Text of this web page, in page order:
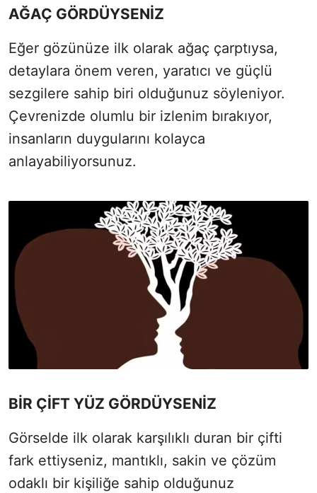
AĞAÇ GÖRDÜYSENİZ
Eğer gözünüze ilk olarak ağaç çarptıysa,
detaylara önem veren, yaratıcı ve güçlü
sezgilere sahip biri olduğunuz söyleniyor.
Çevrenizde olumlu bir izlenim bırakıyor,
insanların duygularını kolayca
anlayabiliyorsunuz.
BİR ÇİFT YÜZ GÖRDÜYSENİZ
Görselde ilk olarak karşılıklı duran bir çifti
fark ettiyseniz, mantıklı, sakin ve çözüm
odaklı bir kişiliğe sahip olduğunuz